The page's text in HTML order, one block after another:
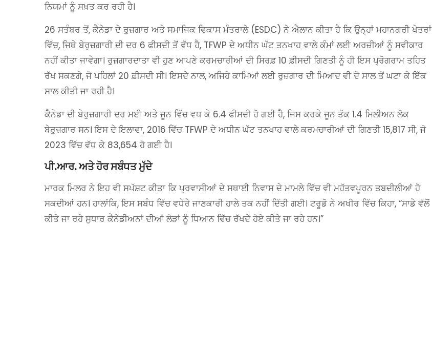
ਨਿਯਮਾਂ ਨੂੰ ਸਖ਼ਤ ਕਰ ਰਹੀ ਹੈ।
26 ਸਤੰਬਰ ਤੋਂ, ਕੈਨੇਡਾ ਦੇ ਰੁਜ਼ਗਾਰ ਅਤੇ ਸਮਾਜਿਕ ਵਿਕਾਸ ਮੰਤਰਾਲੇ (ESDC) ਨੇ ਐਲਾਨ ਕੀਤਾ ਹੈ ਕਿ ਉਨ੍ਹਾਂ ਮਹਾਨਗਰੀ ਖੇਤਰਾਂ
ਵਿੱਚ, ਜਿਥੇ ਬੇਰੁਜ਼ਗਾਰੀ ਦੀ ਦਰ 6 ਫੀਸਦੀ ਤੋਂ ਵੱਧ ਹੈ, TFWP ਦੇ ਅਧੀਨ ਘੱਟ ਤਨਖਾਹ ਵਾਲੇ ਕੰਮਾਂ ਲਈ ਅਰਜ਼ੀਆਂ ਨੂੰ ਸਵੀਕਾਰ
ਨਹੀਂ ਕੀਤਾ ਜਾਵੇਗਾ। ਰੁਜ਼ਗਾਰਦਾਤਾ ਵੀ ਹੁਣ ਆਪਣੇ ਕਰਮਚਾਰੀਆਂ ਦੀ ਸਿਰਫ਼ 10 ਫ਼ੀਸਦੀ ਗਿਣਤੀ ਨੂੰ ਹੀ ਇਸ ਪ੍ਰੋਗਰਾਮ ਤਹਿਤ
ਰੱਖ ਸਕਣਗੇ, ਜੋ ਪਹਿਲਾਂ 20 ਫ਼ੀਸਦੀ ਸੀ। ਇਸਦੇ ਨਾਲ, ਅਜਿਹੇ ਕਾਮਿਆਂ ਲਈ ਰੁਜ਼ਗਾਰ ਦੀ ਮਿਆਦ ਵੀ ਦੋ ਸਾਲ ਤੋਂ ਘਟਾ ਕੇ ਇੱਕ
ਸਾਲ ਕੀਤੀ ਜਾ ਰਹੀ ਹੈ।
ਕੈਨੇਡਾ ਦੀ ਬੇਰੁਜ਼ਗਾਰੀ ਦਰ ਮਈ ਅਤੇ ਜੂਨ ਵਿੱਚ ਵਧ ਕੇ 6.4 ਫੀਸਦੀ ਹੋ ਗਈ ਹੈ, ਜਿਸ ਕਰਕੇ ਜੂਨ ਤੱਕ 1.4 ਮਿਲੀਅਨ ਲੋਕ
ਬੇਰੁਜ਼ਗਾਰ ਸਨ। ਇਸ ਦੇ ਇਲਾਵਾ, 2016 ਵਿੱਚ TFWP ਦੇ ਅਧੀਨ ਘੱਟ ਤਨਖਾਹ ਵਾਲੇ ਕਰਮਚਾਰੀਆਂ ਦੀ ਗਿਣਤੀ 15,817 ਸੀ, ਜੋ
2023 ਵਿੱਚ ਵੱਧ ਕੇ 83,654 ਹੋ ਗਈ ਹੈ।
ਪੀ.ਆਰ. ਅਤੇ ਹੋਰ ਸਬੰਧਤ ਮੁੱਦੇ
ਮਾਰਕ ਮਿਲਰ ਨੇ ਇਹ ਵੀ ਸਪੱਸ਼ਟ ਕੀਤਾ ਕਿ ਪ੍ਰਵਾਸੀਆਂ ਦੇ ਸਥਾਈ ਨਿਵਾਸ ਦੇ ਮਾਮਲੇ ਵਿੱਚ ਵੀ ਮਹੱਤਵਪੂਰਨ ਤਬਦੀਲੀਆਂ ਹੋ
ਸਕਦੀਆਂ ਹਨ। ਹਾਲਾਂਕਿ, ਇਸ ਸਬੰਧ ਵਿੱਚ ਵਧੇਰੇ ਜਾਣਕਾਰੀ ਹਾਲੇ ਤਕ ਨਹੀਂ ਦਿੱਤੀ ਗਈ। ਟਰੂਡੋ ਨੇ ਅਖੀਰ ਵਿੱਚ ਕਿਹਾ, “ਸਾਡੇ ਵੱਲੋਂ
ਕੀਤੇ ਜਾ ਰਹੇ ਸੁਧਾਰ ਕੈਨੇਡੀਅਨਾਂ ਦੀਆਂ ਲੋੜਾਂ ਨੂੰ ਧਿਆਨ ਵਿੱਚ ਰੱਖਦੇ ਹੋਏ ਕੀਤੇ ਜਾ ਰਹੇ ਹਨ।”